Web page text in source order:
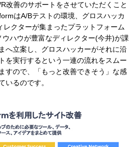
改善のサポートをさせていただくこと
はA/Bテストの環境、グロスハッカ
レクターが集まったプラットフォーム
ハウが豊富なディレクター(今井)が課
へ立案し、グロスハッカーがそれに沿
を実行するという一連の流れをスムー
すので、「もっと改善できそう」な感
いるのです。